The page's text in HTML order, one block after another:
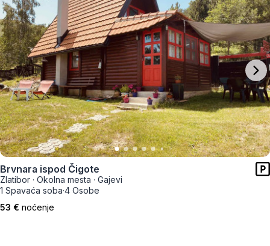
Brvnara ispod Čigote
Zlatibor · Okolna mesta · Gajevi
1 Spavaća soba·4 Osobe
53 € noćenje